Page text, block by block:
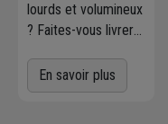
lourds et volumineux
? Faites-vous livrer
voulez! L'agence
Chausson qui
En savoir plus